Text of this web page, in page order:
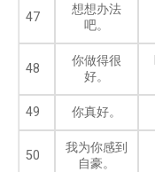
47
想想办法
吧。
48
你做得很
好。
49 你真好。
50
我为你感到
自豪。